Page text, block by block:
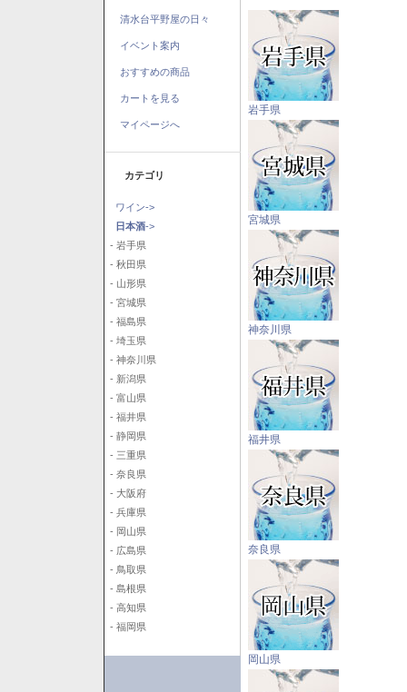
清水台平野屋の日々
イベント案内
おすすめの商品
カートを見る
マイページへ
カテゴリ
ワイン->
日本酒->
- 岩手県
- 秋田県
- 山形県
- 宮城県
- 福島県
- 埼玉県
- 神奈川県
- 新潟県
- 富山県
- 福井県
- 静岡県
- 三重県
- 奈良県
- 大阪府
- 兵庫県
- 岡山県
- 広島県
- 鳥取県
- 島根県
- 高知県
- 福岡県
岩手県
宮城県
神奈川県
福井県
奈良県
岡山県